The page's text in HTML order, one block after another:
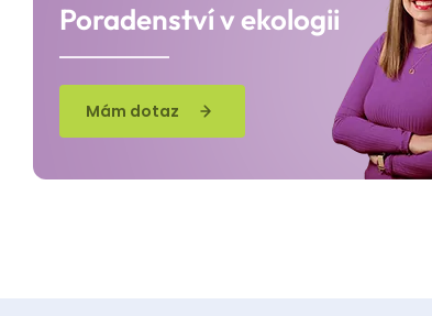
Poradenství v ekologii
Mám dotaz